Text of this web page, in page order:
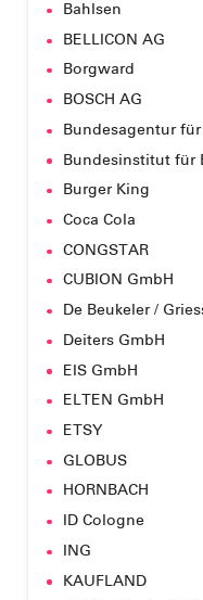
Bahlsen
BELLICON AG
Borgward
BOSCH AG
Bundesagentur
Bundesinstitut für
Burger King
Coca Cola
CONGSTAR
CUBION GmbH
De Beukeler /
Deiters GmbH
EIS GmbH
ELTEN GmbH
ETSY
GLOBUS
HORNBACH
ID Cologne
ING
KAUFLAND